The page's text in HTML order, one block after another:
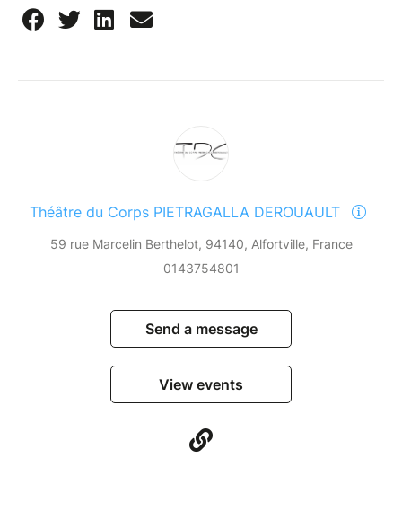
Théâtre du Corps PIETRAGALLA DEROUAULT
59 rue Marcelin Berthelot, 94140, Alfortville, France
0143754801
Send a message
View events